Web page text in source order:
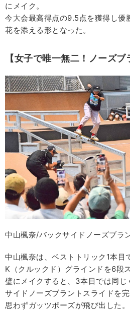
にメイク。
今大会最高得点の9.5点を獲得し優
花を添える形となった。
【女子で唯一無二！ノーズブ
中山楓奈/バックサイドノーズブラ
中山楓奈は、ベストトリック1本目
K（クルックド）グラインドを6段
璧にメイクすると、3本目では同じ
サイドノーズブラントスライドを完
思わずガッツポーズが飛び出した。